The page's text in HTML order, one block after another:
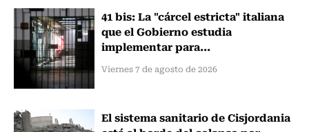
41 bis: La "cárcel estricta" italiana
que el Gobierno estudia
implementar para...
Viernes 7 de agosto de 2026
El sistema sanitario de Cisjordania